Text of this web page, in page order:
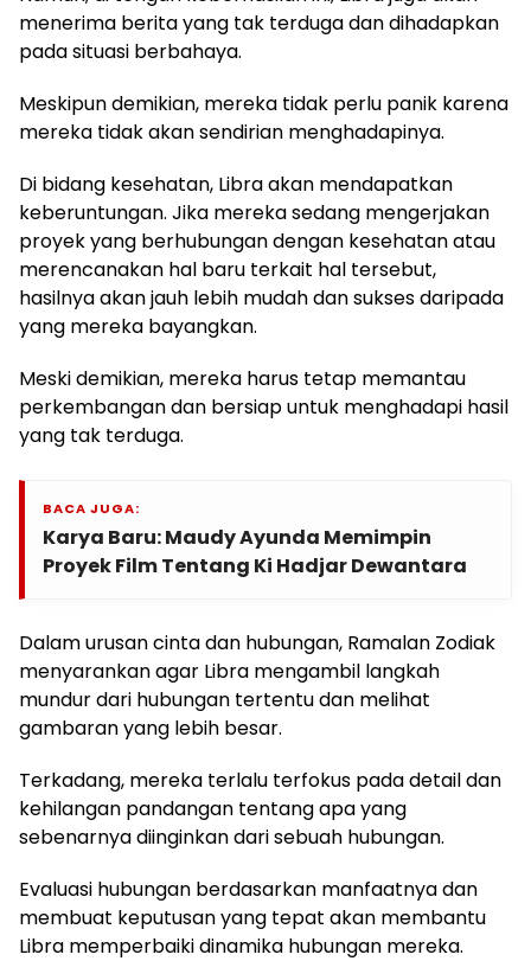
menerima berita yang tak terduga dan dihadapkan
pada situasi berbahaya.
Meskipun demikian, mereka tidak perlu panik karena
mereka tidak akan sendirian menghadapinya.
Di bidang kesehatan, Libra akan mendapatkan
keberuntungan. Jika mereka sedang mengerjakan
proyek yang berhubungan dengan kesehatan atau
merencanakan hal baru terkait hal tersebut,
hasilnya akan jauh lebih mudah dan sukses daripada
yang mereka bayangkan.
Meski demikian, mereka harus tetap memantau
perkembangan dan bersiap untuk menghadapi hasil
yang tak terduga.
BACA JUGA:
Karya Baru: Maudy Ayunda Memimpin
Proyek Film Tentang Ki Hadjar Dewantara
Dalam urusan cinta dan hubungan, Ramalan Zodiak
menyarankan agar Libra mengambil langkah
mundur dari hubungan tertentu dan melihat
gambaran yang lebih besar.
Terkadang, mereka terlalu terfokus pada detail dan
kehilangan pandangan tentang apa yang
sebenarnya diinginkan dari sebuah hubungan.
Evaluasi hubungan berdasarkan manfaatnya dan
membuat keputusan yang tepat akan membantu
Libra memperbaiki dinamika hubungan mereka.